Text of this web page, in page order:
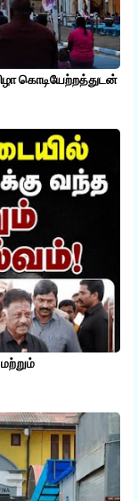
கொடியேற்றத்துடன்